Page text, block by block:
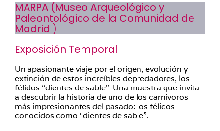
MARPA (Museo Arqueológico y
Paleontológico de la Comunidad de
Madrid )
Exposición Temporal
Un apasionante viaje por el origen, evolución y
extinción de estos increíbles depredadores, los
félidos “dientes de sable”. Una muestra que invita
a descubrir la historia de uno de los carnívoros
más impresionantes del pasado: los félidos
conocidos como “dientes de sable”.